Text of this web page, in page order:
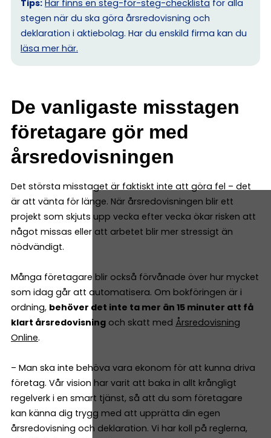
Tips: Här finns en steg-för-steg-checklista för alla
stegen när du ska göra årsredovisning och
deklaration i aktiebolag. Har du enskild firma kan du
läsa mer här.
De vanligaste misstagen
företagare gör med
årsredovisningen
Det största misstaget är faktiskt inte att göra fel – det
är att vänta för länge. När årsredovisningen blir ett
projekt som skjuts upp vecka efter vecka ökar risken att
något missas eller att arbetet blir mer stressigt än
nödvändigt.
Många företagare blir också förvånade över hur mycket
som idag går att automatisera. Om bokföringen är i
ordning, behöver det inte ta mer än 15 minuter att få
klart årsredovisning och skatt med Årsredovisning
Online.
– Man ska inte behöva vara ekonom för att kunna driva
företag. Vår vision har varit att baka in allt krångligt
regelverk i en smart tjänst, så att du som företagare
kan känna dig trygg med att upprätta din egen
årsredovisning och deklaration. Vi har koll på reglerna,